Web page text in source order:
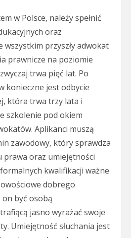
w Polsce, należy spełnić
oraz
wszystkim przyszły adwokat
prawnicze na poziomie
trwa pięć lat. Po
konieczne jest odbycie
która trwa trzy lata i
szkolenie pod okiem
Aplikanci muszą
zawodowy, który sprawdza
prawa oraz umiejętności
kwalifikacji ważne
dobrego
być osobą
jasno wyrażać swoje
Umiejętność słuchania jest